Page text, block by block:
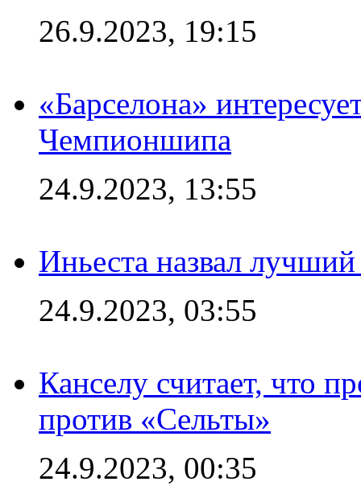
26.9.2023, 19:15
«Барселона»
Чемпионшипа
24.9.2023, 13:55
Иньеста назвал
24.9.2023, 03:55
Канселу считает, что
против «Сельты»
24.9.2023, 00:35